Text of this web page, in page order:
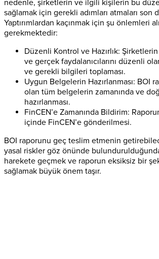
nedenle, şirketlerin ve ilgili kişilerin bu
sağlamak için gerekli adımları atmaları son
Yaptırımlardan kaçınmak için şu önlemleri
gerekmektedir:
Düzenli Kontrol ve Hazırlık: Şirketlerin
ve gerçek faydalanıcılarını düzenli
ve gerekli bilgileri toplaması.
Uygun Belgelerin Hazırlanması: BOI
olan tüm belgelerin zamanında ve
hazırlanması.
FinCEN’e Zamanında Bildirim:
içinde FinCEN’e gönderilmesi.
BOI raporunu geç teslim etmenin
yasal riskler göz önünde
harekete geçmek ve raporun eksiksiz bir
sağlamak büyük önem taşır.